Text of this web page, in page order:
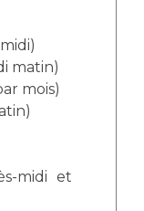
de Biologie
matin)
mois)
midi et